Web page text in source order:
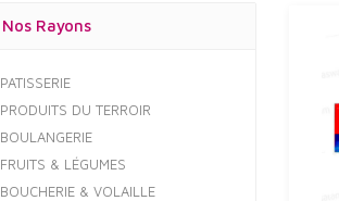
Nos Rayons
PATISSERIE
PRODUITS DU TERROIR
BOULANGERIE
FRUITS & LÉGUMES
BOUCHERIE & VOLAILLE